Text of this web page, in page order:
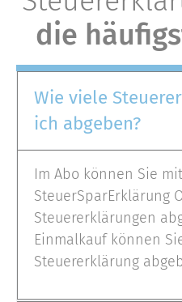
die
Wie viele
ich abgeben?
Im Abo können Sie
SteuerSparErklärung
Steuererklärungen
Einmalkauf können
Steuererklärung